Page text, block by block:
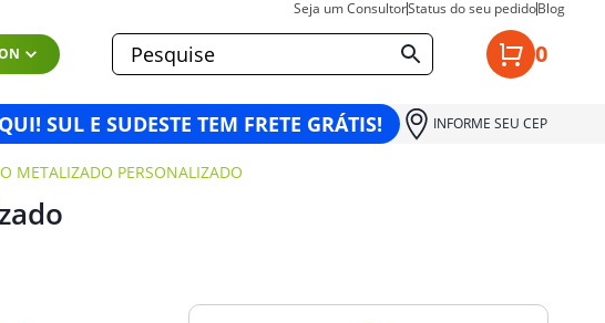
Seja um ConsultorStatus do seu pedidoBlog
0
SUL E SUDESTE TEM FRETE GRÁTIS! INFORME SEU CEP
METALIZADO PERSONALIZADO